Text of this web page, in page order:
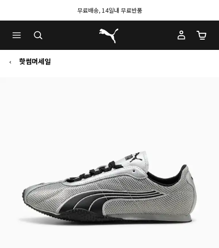
무료배송, 14일내 무료반품
푸마 홈
장바
핫썸머세일